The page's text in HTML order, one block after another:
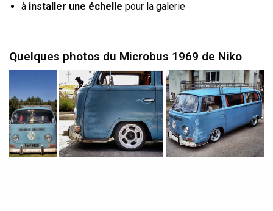
à installer une échelle pour la galerie
Quelques photos du Microbus 1969 de Niko